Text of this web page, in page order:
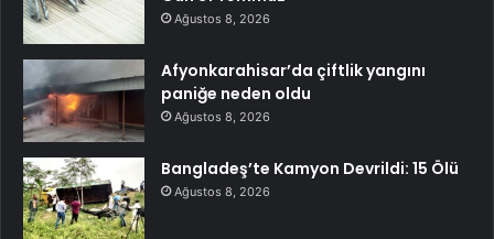
Ağustos 8, 2026
Afyonkarahisar’da çiftlik yangını
paniğe neden oldu
Ağustos 8, 2026
Bangladeş’te Kamyon Devrildi: 15 Ölü
Ağustos 8, 2026